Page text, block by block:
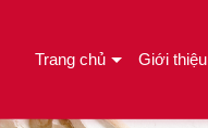
Trang chủ Giới thiệu